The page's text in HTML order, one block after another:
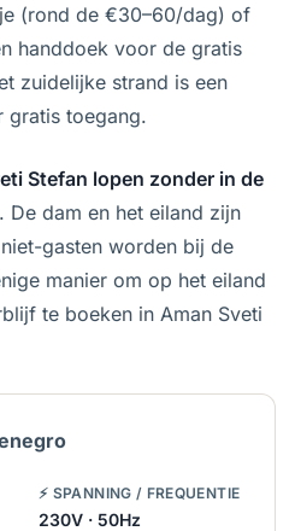
(rond de €30–60/dag) of
handdoek voor de gratis
zuidelijke strand is een
gratis toegang.
Stefan lopen zonder in de
De dam en het eiland zijn
gasten worden bij de
manier om op het eiland
te boeken in Aman Sveti
⚡ SPANNING / FREQUENTIE
230V · 50Hz